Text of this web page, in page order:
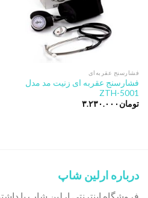
فشارسنج عقربه‌ای
فشارسنج عقربه ای زنیت مد مدل
ZTH-5001
تومان ۳.۲۳۰.۰۰۰
درباره ارلین شاپ
فروشگاه اینترنتی ارلین شاپ با